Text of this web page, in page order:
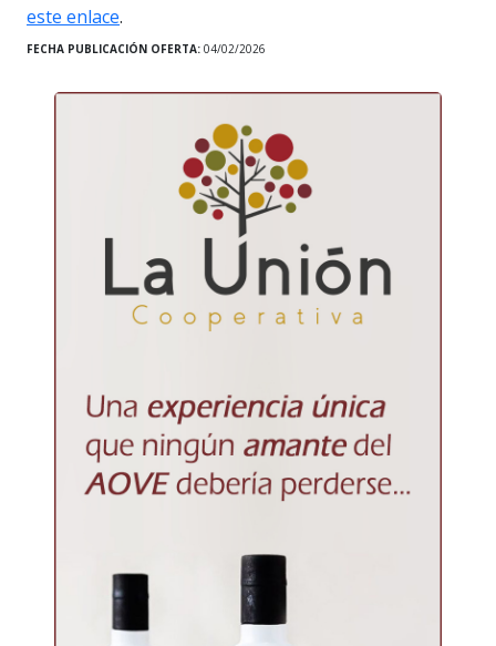
este enlace.
FECHA PUBLICACIÓN OFERTA: 04/02/2026